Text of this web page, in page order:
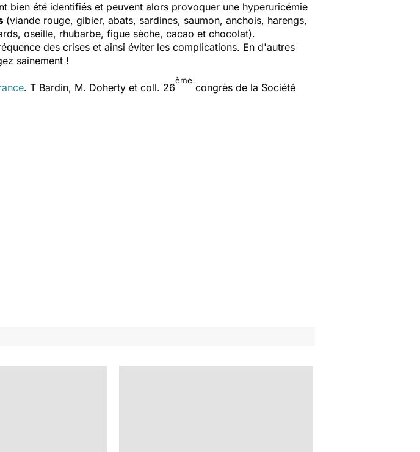
bien été identifiés et peuvent alors provoquer une hyperuricémie
(viande rouge, gibier, abats, sardines, saumon, anchois, harengs,
oseille, rhubarbe, figue sèche, cacao et chocolat).
des crises et ainsi éviter les complications. En d'autres
sainement !
. T Bardin, M. Doherty et coll. 26
ème
congrès de la Société